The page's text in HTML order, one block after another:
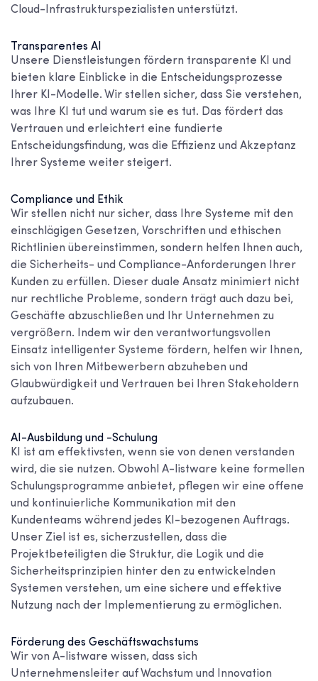
Cloud-Infrastrukturspezialisten unterstützt.
Transparentes AI
Unsere Dienstleistungen fördern transparente KI und
bieten klare Einblicke in die Entscheidungsprozesse
Ihrer KI-Modelle. Wir stellen sicher, dass Sie verstehen,
was Ihre KI tut und warum sie es tut. Das fördert das
Vertrauen und erleichtert eine fundierte
Entscheidungsfindung, was die Effizienz und Akzeptanz
Ihrer Systeme weiter steigert.
Compliance und Ethik
Wir stellen nicht nur sicher, dass Ihre Systeme mit den
einschlägigen Gesetzen, Vorschriften und ethischen
Richtlinien übereinstimmen, sondern helfen Ihnen auch,
die Sicherheits- und Compliance-Anforderungen Ihrer
Kunden zu erfüllen. Dieser duale Ansatz minimiert nicht
nur rechtliche Probleme, sondern trägt auch dazu bei,
Geschäfte abzuschließen und Ihr Unternehmen zu
vergrößern. Indem wir den verantwortungsvollen
Einsatz intelligenter Systeme fördern, helfen wir Ihnen,
sich von Ihren Mitbewerbern abzuheben und
Glaubwürdigkeit und Vertrauen bei Ihren Stakeholdern
aufzubauen.
AI-Ausbildung und -Schulung
KI ist am effektivsten, wenn sie von denen verstanden
wird, die sie nutzen. Obwohl A-listware keine formellen
Schulungsprogramme anbietet, pflegen wir eine offene
und kontinuierliche Kommunikation mit den
Kundenteams während jedes KI-bezogenen Auftrags.
Unser Ziel ist es, sicherzustellen, dass die
Projektbeteiligten die Struktur, die Logik und die
Sicherheitsprinzipien hinter den zu entwickelnden
Systemen verstehen, um eine sichere und effektive
Nutzung nach der Implementierung zu ermöglichen.
Förderung des Geschäftswachstums
Wir von A-listware wissen, dass sich
Unternehmensleiter auf Wachstum und Innovation